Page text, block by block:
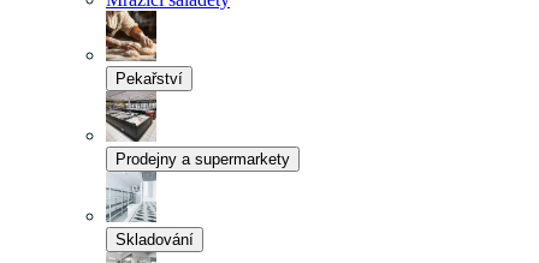
Pekařství
Prodejny a supermarkety
Skladování